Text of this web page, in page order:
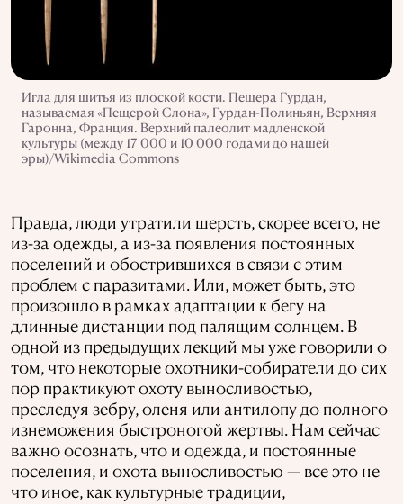
Игла для шитья из плоской кости. Пещера Гурдан,
называемая «Пещерой Слона», Гурдан-Полиньян, Верхняя
Гаронна, Франция. Верхний палеолит мадленской
культуры (между 17 000 и 10 000 годами до нашей
эры)/Wikimedia Commons
Правда, люди утратили шерсть, скорее всего, не
из-за одежды, а из-за появления постоянных
поселений и обострившихся в связи с этим
проблем с паразитами. Или, может быть, это
произошло в рамках адаптации к бегу на
длинные дистанции под палящим солнцем. В
одной из предыдущих лекций мы уже говорили о
том, что некоторые охотники-собиратели до сих
пор практикуют охоту выносливостью,
преследуя зебру, оленя или антилопу до полного
изнеможения быстроногой жертвы. Нам сейчас
важно осознать, что и одежда, и постоянные
поселения, и охота выносливостью — все это не
что иное, как культурные традиции,